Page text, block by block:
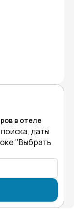
в отеле
даты
"Выбрать